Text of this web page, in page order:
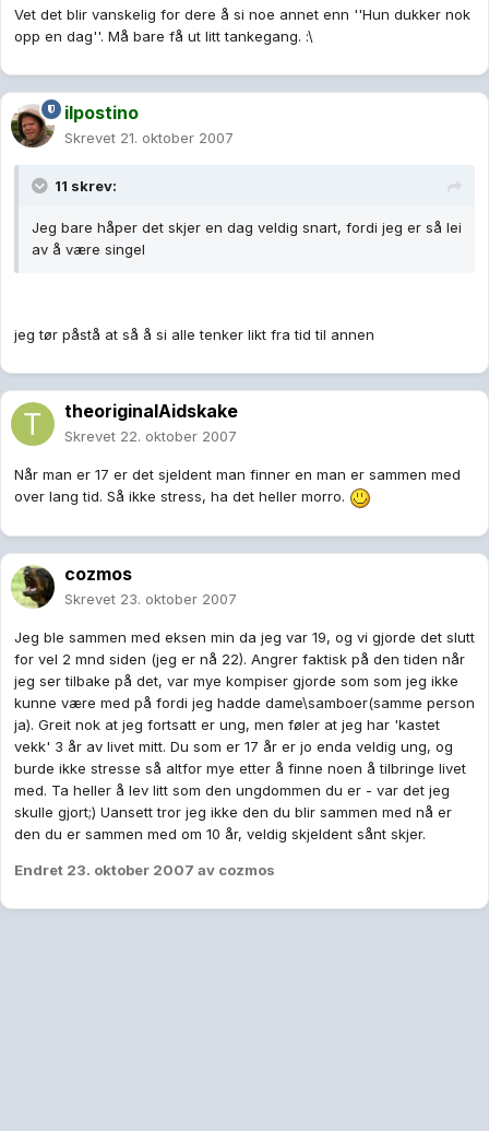
Vet det blir vanskelig for dere å si noe annet enn ''Hun dukker nok
opp en dag''. Må bare få ut litt tankegang. :\
ilpostino
Skrevet 21. oktober 2007
11 skrev:
Jeg bare håper det skjer en dag veldig snart, fordi jeg er så lei
av å være singel
jeg tør påstå at så å si alle tenker likt fra tid til annen
theoriginalAidskake
Skrevet 22. oktober 2007
Når man er 17 er det sjeldent man finner en man er sammen med
over lang tid. Så ikke stress, ha det heller morro.
cozmos
Skrevet 23. oktober 2007
Jeg ble sammen med eksen min da jeg var 19, og vi gjorde det slutt
for vel 2 mnd siden (jeg er nå 22). Angrer faktisk på den tiden når
jeg ser tilbake på det, var mye kompiser gjorde som som jeg ikke
kunne være med på fordi jeg hadde dame\samboer(samme person
ja). Greit nok at jeg fortsatt er ung, men føler at jeg har 'kastet
vekk' 3 år av livet mitt. Du som er 17 år er jo enda veldig ung, og
burde ikke stresse så altfor mye etter å finne noen å tilbringe livet
med. Ta heller å lev litt som den ungdommen du er - var det jeg
skulle gjort;) Uansett tror jeg ikke den du blir sammen med nå er
den du er sammen med om 10 år, veldig skjeldent sånt skjer.
Endret 23. oktober 2007 av cozmos